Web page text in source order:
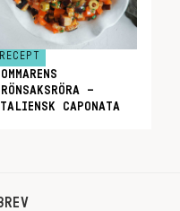
RECEPT
–
CAPONATA